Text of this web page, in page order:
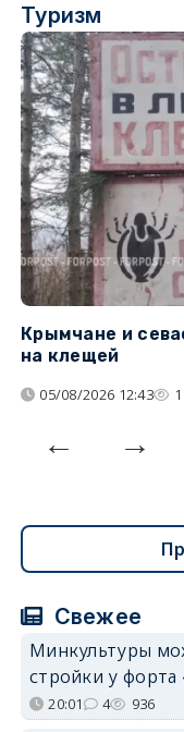
Туризм
Крымчане и
на клещей
05/08/2026 12:43
Свежее
Минкультуры
стройки у форта
20:01 4 936